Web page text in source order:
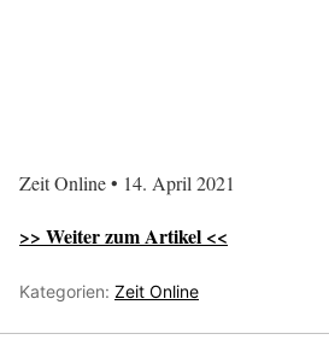
Zeit Online • 14. April 2021
>> Weiter zum Artikel <<
Kategorien: Zeit Online